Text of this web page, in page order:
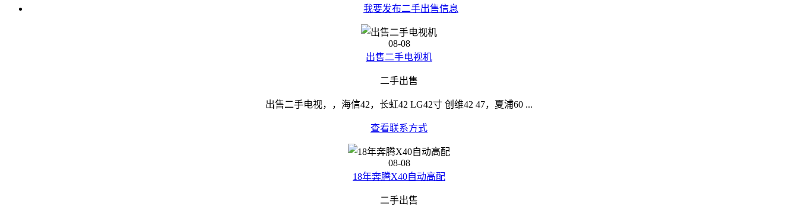
我要发布二手出售信息
08-08
出售二手电视机
二手出售
出售二手电视，，海信42，长虹42 LG42寸 创维42 47，夏浦60 ...
查看联系方式
08-08
18年奔腾X40自动高配
二手出售